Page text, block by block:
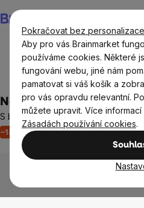
Pokračovat bez personalizace
Aby pro vás Brainmarket
používáme cookies. Některé
fungování webu, jiné nám
pamatovat si váš košík a
pro vás opravdu relevantní.
můžete upravit. Více
Zásadách používání cookies.
na
obsah
Přírodní kosmetika Péče
Nobilis Tilia Měsíčkový
S bambuckým máslem a měsíčkem
–18 % AkceVýprodej
hodnocení
produktu
0,0
z